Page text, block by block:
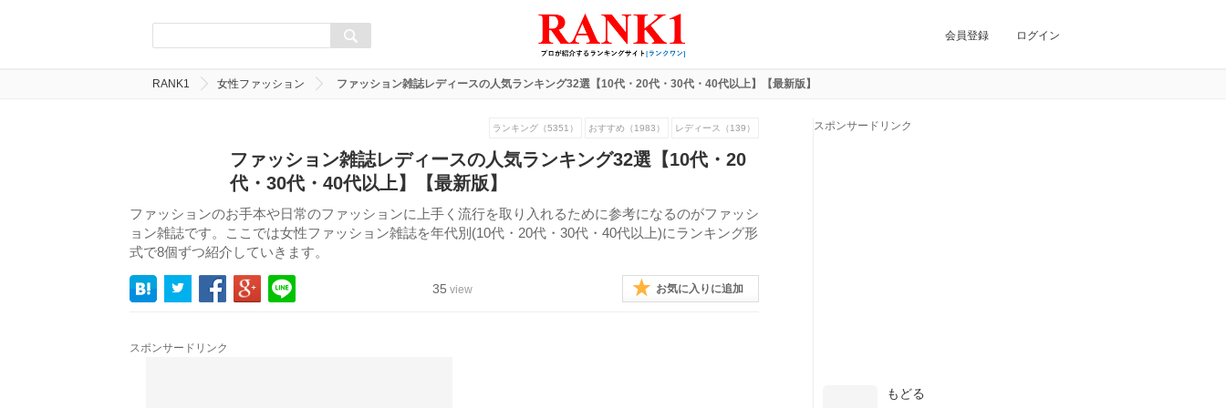
会員登録 ログイン
RANK1 女性ファッション ファッション雑誌レディースの人気ランキング32選【10代・20代・30代・40代以上】【最新版】
ランキング（5351） おすすめ（1983） レディース（139）
ファッション雑誌レディースの人気ランキング32選【10代・20
代・30代・40代以上】【最新版】
ファッションのお手本や日常のファッションに上手く流行を取り入れるために参考になるのがファッシ
ョン雑誌です。ここでは女性ファッション雑誌を年代別(10代・20代・30代・40代以上)にランキング形
式で8個ずつ紹介していきます。
35 view お気に入りに追加
スポンサードリンク
スポンサードリンク
もどる